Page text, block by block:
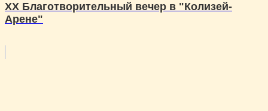
XX Благотворительный вечер в "Колизей-
Арене"